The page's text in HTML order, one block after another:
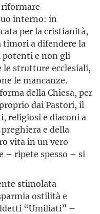
riformare
interno: in
per la cristianità,
timori a difendere la
potenti e non gli
le strutture ecclesiali,
le mancanze.
della Chiesa, per
dai Pastori, il
religiosi e diaconi a
e della
vita in un vero
– ripete spesso – si
stimolata
ostilità e
“Umiliati” –